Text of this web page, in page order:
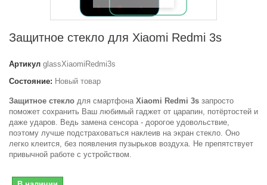
Защитное стекло для Xiaomi Redmi 3s
Артикул glassXiaomiRedmi3s
Состояние: Новый товар
Защитное стекло для смартфона Xiaomi Redmi 3s запросто
поможет сохранить Ваш любимый гаджет от царапин, потёртостей и
даже ударов. Ведь замена сенсора - дорогое удовольствие,
поэтому лучше подстраховаться наклеив на экран стекло. Оно
легко клеится, без появления пузырьков воздуха. Не препятствует
привычной работе с устройством.